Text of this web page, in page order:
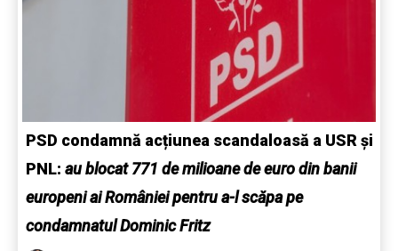
PSD condamnă acțiunea scandaloasă a USR și
PNL: au blocat 771 de milioane de euro din banii
europeni ai României pentru a-l scăpa pe
condamnatul Dominic Fritz